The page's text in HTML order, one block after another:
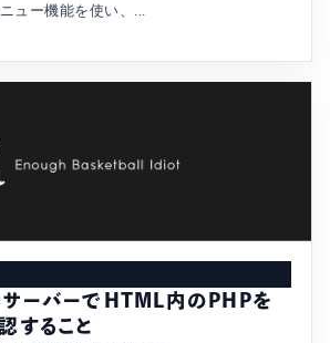
ュー機能を使い、...
サーバーでHTML内のPHPを
すること